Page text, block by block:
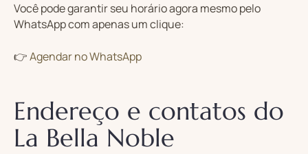
Você pode garantir seu horário agora mesmo pelo
WhatsApp com apenas um clique:
👉Agendar no WhatsApp
Endereço e contatos do
La Bella Noble